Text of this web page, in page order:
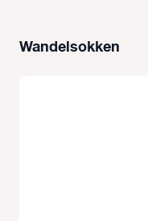
Productgalerij overslaan
Wandelsokken